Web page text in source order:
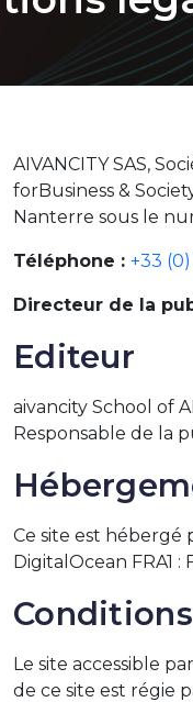
AIVANCITY SAS,
forBusiness &
Nanterre sous le
Téléphone : +33 (0)
Directeur de la
Editeur
aivancity School of
Responsable de la
Ce site est hébergé
DigitalOcean FRA1
Le site accessible
de ce site est régie